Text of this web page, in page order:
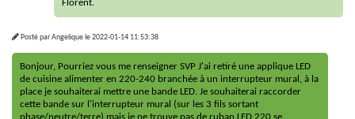
Florent.
Posté parAngeliquele2022-01-14 11:53:38
Bonjour, Pourriez vous me renseigner SVP J'ai retiré une applique LED
de cuisine alimenter en 220-240 branchée à un interrupteur mural, à la
place je souhaiterai mettre une bande LED. Je souhaiterai raccorder
cette bande sur l'interrupteur mural (sur les 3 fils sortant